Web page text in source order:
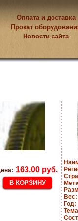
Оплата и доставка
Прокат
Новости сайта
163.00 руб.
Вес:
Год: